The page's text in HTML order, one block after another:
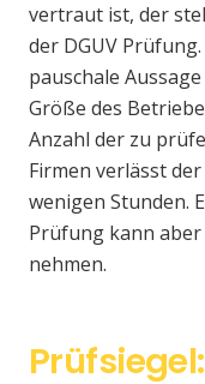
vertraut ist, der
der DGUV
pauschale
Größe des
Anzahl der zu
Firmen verlässt
wenigen Stunden.
Prüfung kann
nehmen.